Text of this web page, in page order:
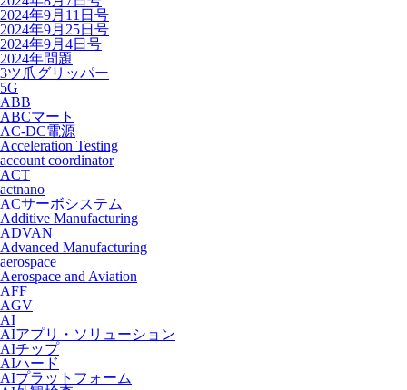
2024年9月11日号
2024年9月25日号
2024年9月4日号
2024年問題
3ツ爪グリッパー
5G
ABB
ABCマート
AC-DC電源
Acceleration Testing
account coordinator
ACT
actnano
ACサーボシステム
Additive Manufacturing
ADVAN
Advanced Manufacturing
aerospace
Aerospace and Aviation
AFF
AGV
AI
AIアプリ・ソリューション
AIチップ
AIハード
AIプラットフォーム